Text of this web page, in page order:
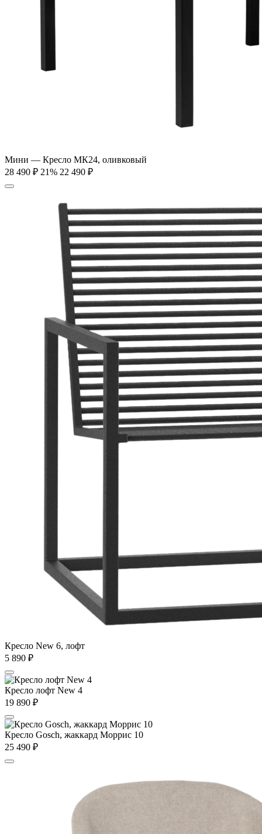
Мини — Кресло МК24, оливковый
28 490 ₽ 21% 22 490 ₽
Кресло New 6, лофт
5 890 ₽
Кресло лофт New 4
19 890 ₽
Кресло Gosch, жаккард Моррис 10
25 490 ₽